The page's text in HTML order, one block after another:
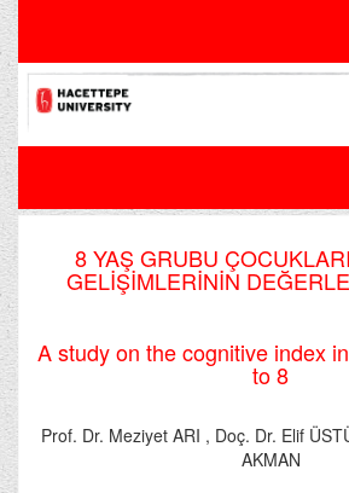
8 YAŞ GRUBU
GELİŞİMLERİNİN
A study on the cognitive index
to 8
Prof. Dr. Meziyet ARI , Doç. Dr. Elif
AKMAN